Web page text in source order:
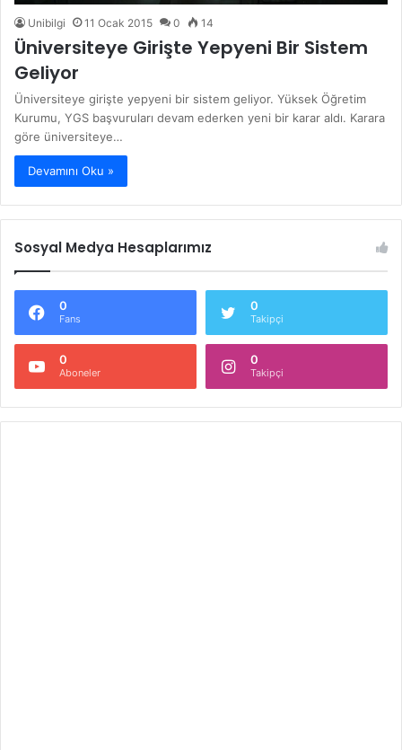
Unibilgi 11 Ocak 2015 0 14
Üniversiteye Girişte Yepyeni Bir Sistem
Geliyor
Üniversiteye girişte yepyeni bir sistem geliyor. Yüksek Öğretim
Kurumu, YGS başvuruları devam ederken yeni bir karar aldı. Karara
göre üniversiteye…
Devamını Oku »
Sosyal Medya Hesaplarımız
0
Fans
0
Takipçi
0
Aboneler
0
Takipçi